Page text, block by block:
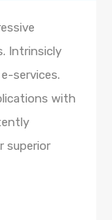
Intrinsicly
services.
with
superior